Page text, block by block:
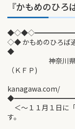
『かもめのひ
◇◆ かもめのひろば
◆
神奈川県ファイ
（ＫＦＰ)
kanagawa.com/
＜～１１月１日に
す。